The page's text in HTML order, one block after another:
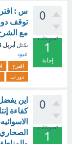
0
تصويتات
1
إجابة
س :
توقف
مع
سُئل أبريل 6
عبود
اقترح
دورات
0
تصويتات
1
اين
كفاءة